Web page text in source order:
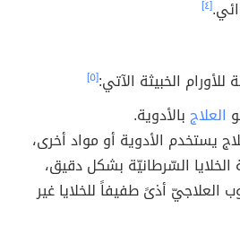
[٤]
الخبيثة الآتي:[٥]
العلاجبالأدوية.
يستخدم الأدوية أو مواد أخرى،
السّرطانيّة بشكل دقيق،
العلاجيّ أذىً طفيفاً للخلايا غير